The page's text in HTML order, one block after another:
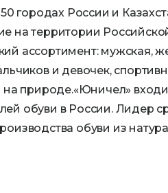
городах России и
на территории
ассортимент: мужская,
и девочек,
природе.«Юничел»
обуви в России. Лидер
обуви из